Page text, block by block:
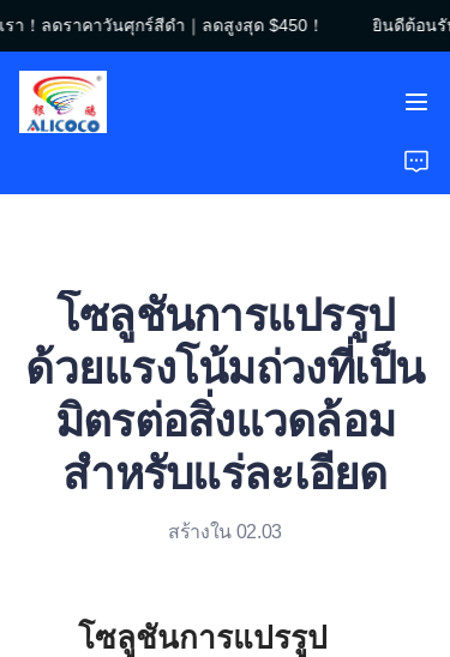
！ลดราคาวันศุกร์สีดำ｜ลดสูงสุด $450！
ยินดีต้อนรั
ยินดีต้อนรับสู่ร้านของ
ดำ｜ลดสูงสุด $450！
โซลูชันการแปรรูป
ด้วยแรงโน้มถ่วงที่เป็น
มิตรต่อสิ่งแวดล้อม
สำหรับแร่ละเอียด
สร้างใน 02.03
โซลูชันการแปรรูป
หน้าแรก
สินค้า
กรณีศึกษา
เกี่ยวกับเรา
คำถามที่พบบ่อย